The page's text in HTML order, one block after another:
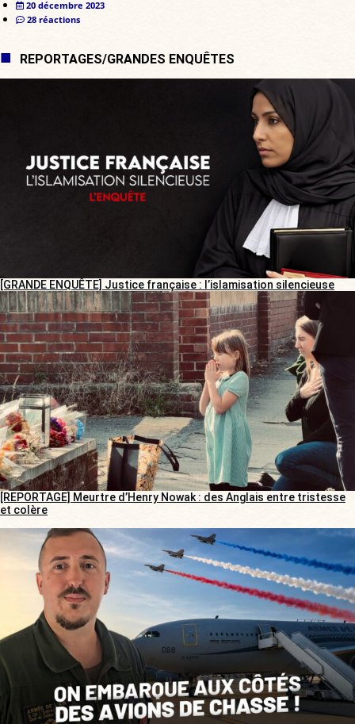
20 décembre 2023
28 réactions
REPORTAGES/GRANDES ENQUÊTES
[GRANDE ENQUÊTE] Justice française : l’islamisation silencieuse
[REPORTAGE] Meurtre d’Henry Nowak : des Anglais entre tristesse
et colère